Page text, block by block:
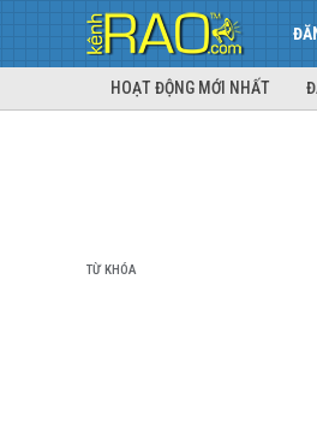
HOẠT ĐỘNG MỚI NHẤT
TỪ KHÓA